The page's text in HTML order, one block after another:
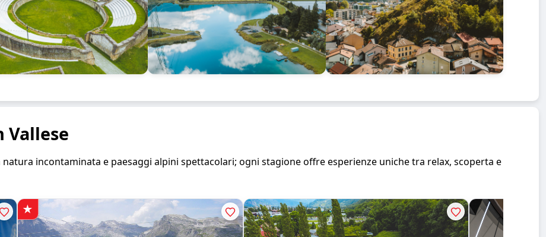
incontaminata e paesaggi alpini spettacolari; ogni stagione offre esperienze uniche tra relax, scoperta e